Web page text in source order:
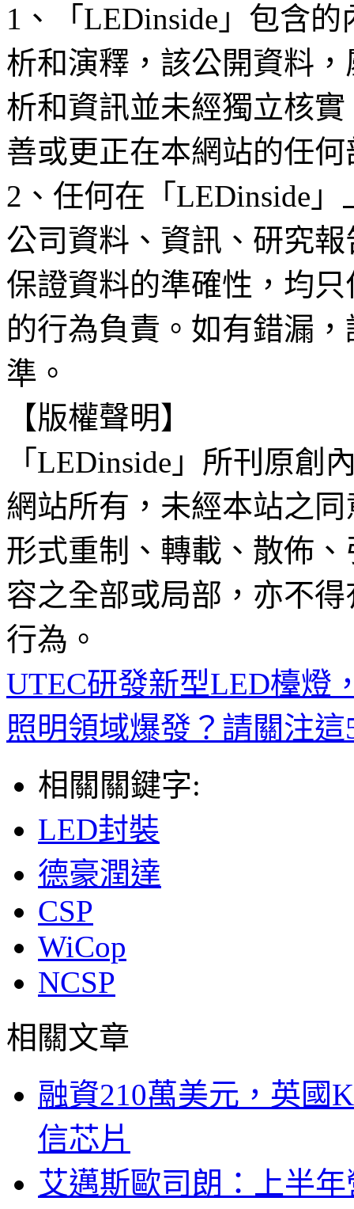
1、「LEDinside」包含
析和演釋，該公開資料
析和資訊並未經獨立核
善或更正在本網站的任
2、任何在「LEDinside
公司資料、資訊、研究
保證資料的準確性，均
的行為負責。如有錯漏
準。
【版權聲明】
「LEDinside」所刊原創
網站所有，未經本站之
形式重制、轉載、散佈
容之全部或局部，亦不
行為。
UTEC研發新型LED檯燈
照明領域爆發？請關注
相關關鍵字:
LED封裝
德豪潤達
CSP
WiCop
NCSP
相關文章
融資210萬美元，英國
信芯片
艾邁斯歐司朗：上半